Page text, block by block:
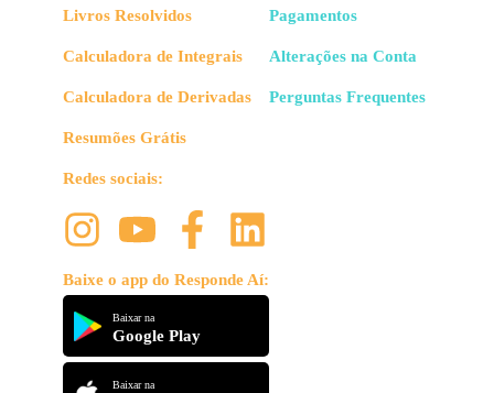
Livros Resolvidos
Calculadora de Integrais
Calculadora de Derivadas
Resumões Grátis
Redes sociais:
Baixe o app do Responde Aí:
Baixar na
Google Play
Baixar na
Pagamentos
Alterações na Conta
Perguntas Frequentes